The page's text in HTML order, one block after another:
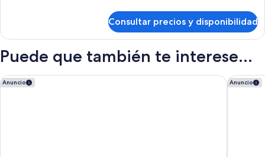
TWO
BEDS
Consultar precios y disponibilidad
Puede que también te interese...
Anuncio
Madrid Marriott Hotel Princesa Plaza Anuncio
1881